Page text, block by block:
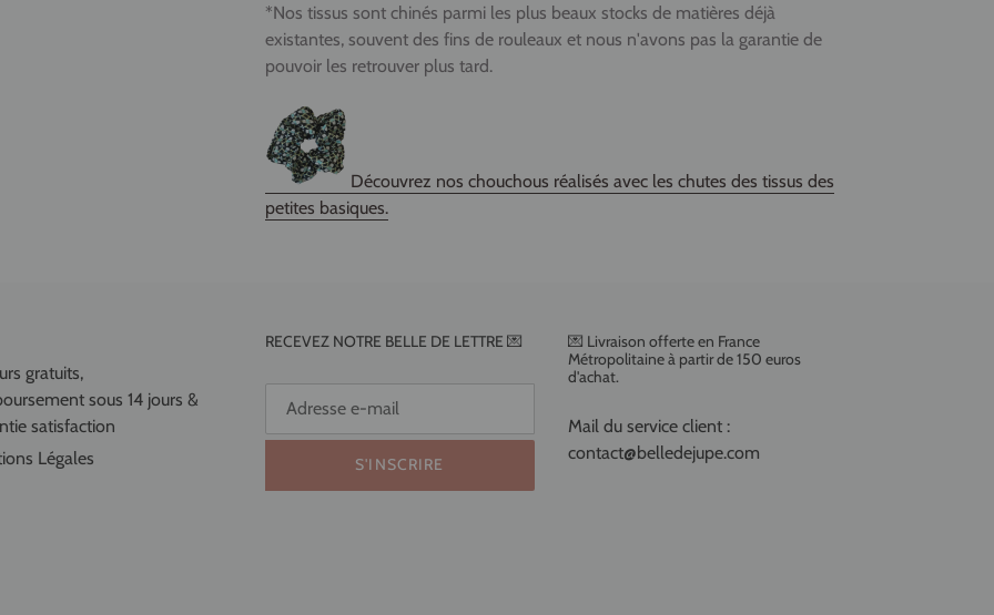
*Nos tissus sont chinés parmi les plus beaux stocks de matières déjà
existantes, souvent des fins de rouleaux et nous n'avons pas la garantie de
pouvoir les retrouver plus tard.
Découvrez nos chouchous réalisés avec les chutes des tissus des
petites basiques.
gratuits,
sous 14 jours &
satisfaction
Légales
RECEVEZ NOTRE BELLE DE LETTRE 💌
S'INSCRIRE
💌 Livraison offerte en France
Métropolitaine à partir de 150 euros
d'achat.
Mail du service client :
contact@belledejupe.com